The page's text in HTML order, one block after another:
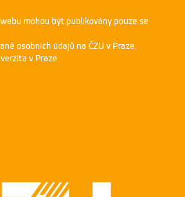
mohou být publikovány pouze se
osobních údajů na ČZU v Praze.
v Praze